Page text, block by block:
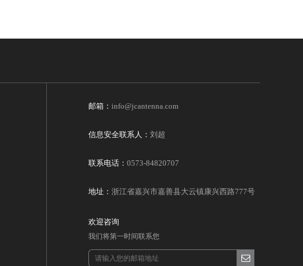
邮箱：info@jcantenna.com
信息安全联系人：刘超
联系电话：0573-84820707
地址：浙江省嘉兴市嘉善县大云镇康兴西路777号
欢迎咨询
我们将第一时间联系您